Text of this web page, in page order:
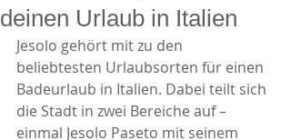
deinen Urlaub in Italien
Jesolo gehört mit zu den
beliebtesten Urlaubsorten für einen
Badeurlaub in Italien. Dabei teilt sich
die Stadt in zwei Bereiche auf –
einmal Jesolo Paseto mit seinem